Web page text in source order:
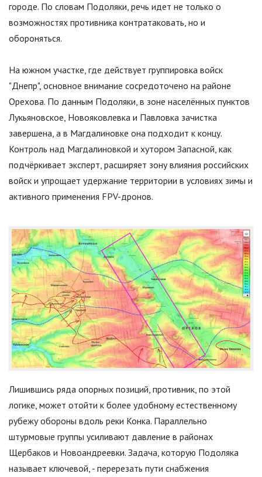
городе. По словам Подоляки, речь идет не только о
возможностях противника контратаковать, но и
обороняться.
На южном участке, где действует группировка войск
"Днепр", основное внимание сосредоточено на районе
Орехова. По данным Подоляки, в зоне населённых пунктов
Лукьяновское, Новояковлевка и Павловка зачистка
завершена, а в Магдалиновке она подходит к концу.
Контроль над Магдалиновкой и хутором Запасной, как
подчёркивает эксперт, расширяет зону влияния российских
войск и упрощает удержание территории в условиях зимы и
активного применения FPV-дронов.
Лишившись ряда опорных позиций, противник, по этой
логике, может отойти к более удобному естественному
рубежу обороны вдоль реки Конка. Параллельно
штурмовые группы усиливают давление в районах
Щербаков и Новоандреевки. Задача, которую Подоляка
называет ключевой, - перерезать пути снабжения